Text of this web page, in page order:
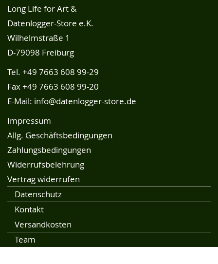
Long Life for Art &
Datenlogger-Store e.K.
Wilhelmstraße 1
D-79098 Freiburg
Tel. +49 7663 608 99-29
Fax +49 7663 608 99-20
E-Mail: info@datenlogger-store.de
Impressum
Allg. Geschäftsbedingungen
Zahlungsbedingungen
Widerrufsbelehrung
Vertrag widerrufen
Datenschutz
Kontakt
Versandkosten
Team